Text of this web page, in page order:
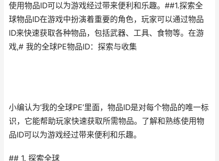
使用物品ID可以为游戏经过带来便利和乐趣。##1.探索全
球物品ID在游戏中扮演着重要的角色，玩家可以通过物品
ID来快速获取各种物品，包括武器、工具、食物等。在游
戏,# 我的全球PE物品ID：探索与收集
小编认为‘我的全球PE’里面，物品ID是对每个物品的唯一标
识，它能帮助玩家快速获取所需物品。了解和熟练使用物
品ID可以为游戏经过带来便利和乐趣。
## 1. 探索全球